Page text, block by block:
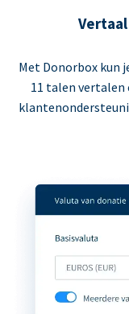
Met Donorbox kun
11 talen vertalen